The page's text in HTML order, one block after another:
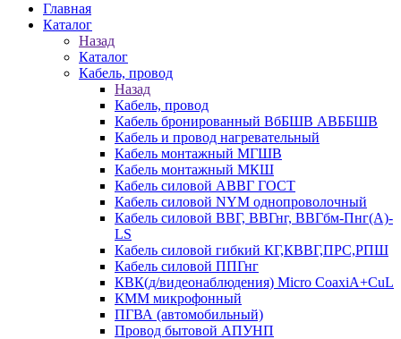
Главная
Каталог
Назад
Каталог
Кабель, провод
Назад
Кабель, провод
Кабель бронированный ВбБШВ АВББШВ
Кабель и провод нагревательный
Кабель монтажный МГШВ
Кабель монтажный МКШ
Кабель силовой АВВГ ГОСТ
Кабель силовой NYM однопроволочный
Кабель силовой ВВГ, ВВГнг, ВВГбм-Пнг(А)-
LS
Кабель силовой гибкий КГ,КВВГ,ПРС,РПШ
Кабель силовой ППГнг
КВК(д/видеонаблюдения) Micro CoaxiA+CuL
КММ микрофонный
ПГВА (автомобильный)
Провод бытовой АПУНП